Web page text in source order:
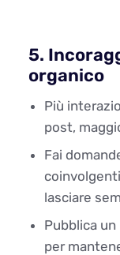
5.
organico
Più
post,
Fai
lasciare
Pubblica
per